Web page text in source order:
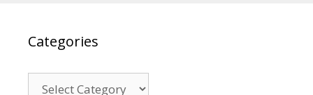
Categories